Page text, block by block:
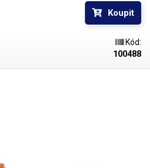
závitem ke spolehlivému a rychlému
stříkačce nebo ručnímu dávkovači.
Koupit
Kód:
100488